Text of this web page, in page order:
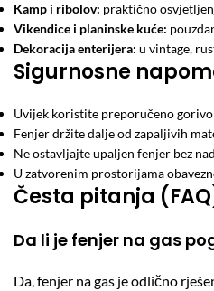
Kamp i ribolov: praktično
Vikendice i planinske kuće:
Dekoracija enterijera: u vintage,
Sigurnosne
Uvijek koristite preporučeno gorivo
Fenjer držite dalje od zapaljivih
Ne ostavljajte upaljen fenjer bez
U zatvorenim prostorijama
Česta pitanja
Da li je fenjer na gas
Da, fenjer na gas je odlično